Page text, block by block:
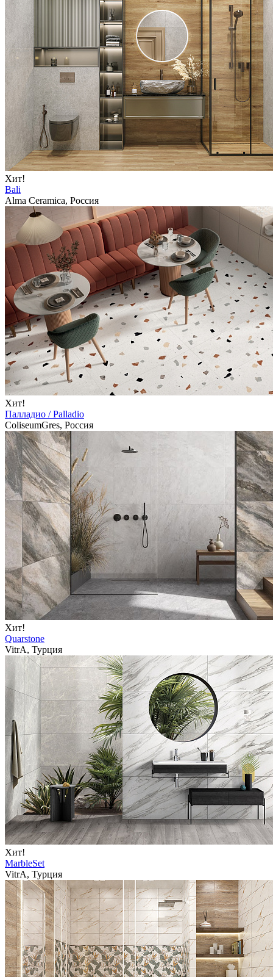
Хит!
Bali
Alma Ceramica, Россия
Хит!
Палладио / Palladio
ColiseumGres, Россия
Хит!
Quarstone
VitrA, Турция
Хит!
MarbleSet
VitrA, Турция